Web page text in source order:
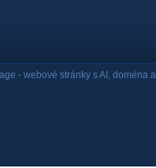
- webové stránky s AI, doména a